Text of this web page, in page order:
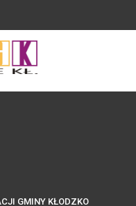
GMINY KŁODZKO